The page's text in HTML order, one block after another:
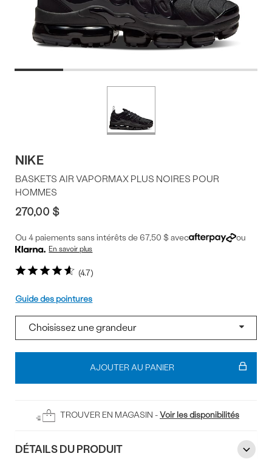
NIKE
4.7
BASKETS AIR VAPORMAX PLUS NOIRES POUR
HOMMES
270,00 $
Ou 4 paiements sans intérêts de 67,50 $ avec ou
En savoir plus
Pointure
Guide des pointures
Ajouter
panier
AJOUTER AU PANIER
TROUVER EN MAGASIN -Voir les disponibilités
DÉTAILS DU PRODUIT